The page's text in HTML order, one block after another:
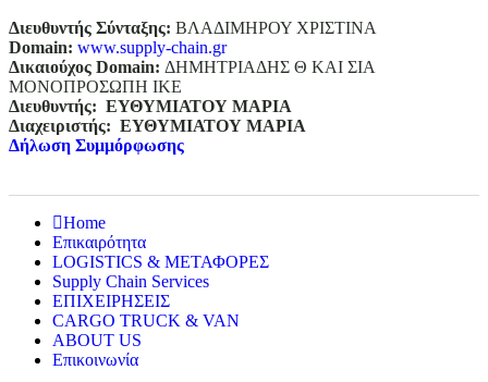
Διευθυντής Σύνταξης: ΒΛΑΔΙΜΗΡΟΥ ΧΡΙΣΤΙΝΑ
Domain: www.supply-chain.gr
Δικαιούχος Domain: ΔΗΜΗΤΡΙΑΔΗΣ Θ ΚΑΙ ΣΙΑ
ΜΟΝΟΠΡΟΣΩΠΗ ΙΚΕ
Διευθυντής: ΕΥΘΥΜΙΑΤΟΥ ΜΑΡΙΑ
Διαχειριστής: ΕΥΘΥΜΙΑΤΟΥ ΜΑΡΙΑ
Δήλωση Συμμόρφωσης
Home
Επικαιρότητα
LOGISTICS & ΜΕΤΑΦΟΡΕΣ
Supply Chain Services
ΕΠΙΧΕΙΡΗΣΕΙΣ
CARGO TRUCK & VAN
ABOUT US
Επικοινωνία